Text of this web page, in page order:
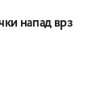
напад врз